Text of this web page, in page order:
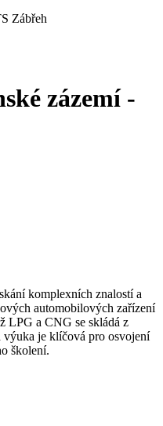
zázemí -
komplexních znalostí a
automobilových zařízení
LPG a CNG se skládá z
výuka je klíčová pro osvojení
školení.